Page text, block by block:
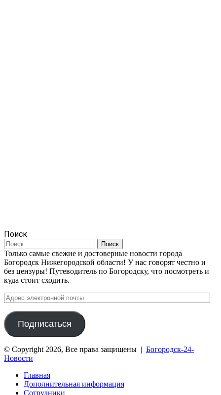
Поиск
Найти:
Только самые свежие и достоверные новости города
Богородск Нижегородской области! У нас говорят честно и
без цензуры! Путеводитель по Богородску, что посмотреть и
куда стоит сходить.
Адрес
электронной
почты
Подписаться
© Copyright 2026, Все права защищены | Богородск-24-
Новости
Главная
Дополнительная информация
Сотрудники